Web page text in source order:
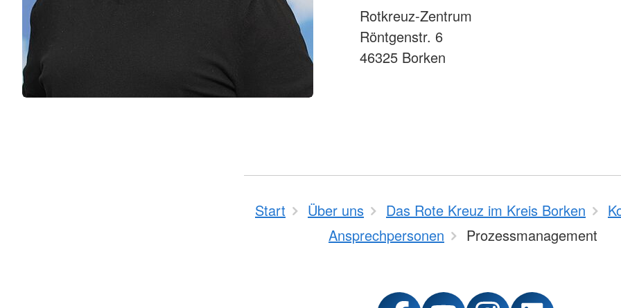
Rotkreuz-Zentrum
Röntgenstr. 6
46325 Borken
Start Über uns Das Rote Kreuz im Kreis Borken
Ansprechpersonen
Prozessmanagement